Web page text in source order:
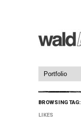
BROWSING TAG:
LIKES